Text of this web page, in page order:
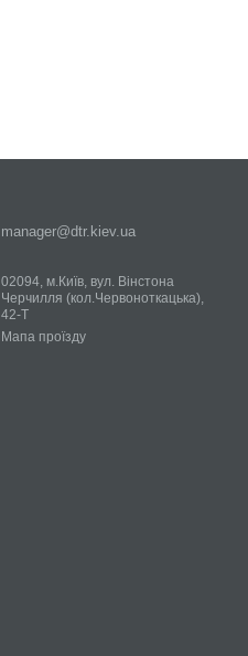
manager@dtr.kiev.ua
02094, м.Київ, вул. Вінстона
Черчилля (кол.Червоноткацька),
42-Т
Мапа проїзду